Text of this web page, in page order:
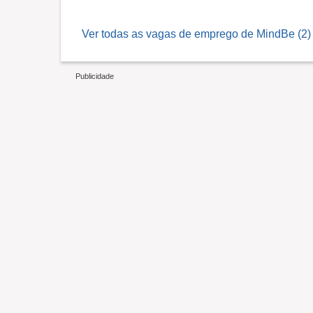
Ver todas as vagas de emprego de MindBe (2)